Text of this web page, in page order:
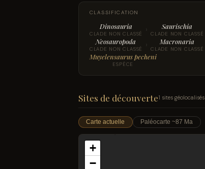
CLASSIFICATION
Dinosauria
CLADE NON CLASSÉ › Saurischia
CLADE NON CLASSÉ
Neosauropoda
CLADE NON CLASSÉ › Macronaria
CLADE NON CLASSÉ
Muyelensaurus pecheni
ESPÈCE
Sites de découverte1 sites géolocalisés
Carte actuelle Paléocarte ~87 Ma
+
−